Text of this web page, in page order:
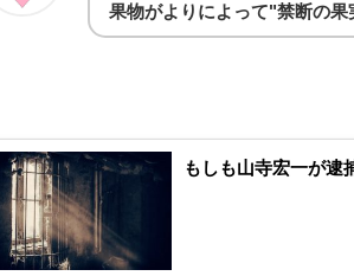
果物がよりによって"禁断の果
もしも山寺宏一が逮